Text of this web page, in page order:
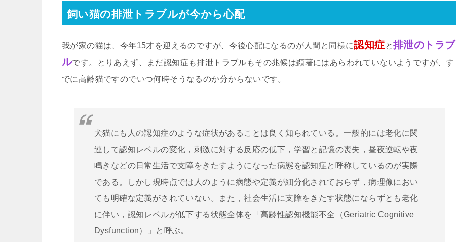
飼い猫の排泄トラブルが今から心配
我が家の猫は、今年15才を迎えるのですが、今後心配になるのが人間と同様に認知症と排泄のトラブ
ルです。とりあえず、まだ認知症も排泄トラブルもその兆候は顕著にはあらわれていないようですが、す
でに高齢猫ですのでいつ何時そうなるのか分からないです。
犬猫にも人の認知症のような症状があることは良く知られている。一般的には老化に関
連して認知レベルの変化，刺激に対する反応の低下，学習と記憶の喪失，昼夜逆転や夜
鳴きなどの日常生活で支障をきたすようになった病態を認知症と呼称しているのが実際
である。しかし現時点では人のように病態や定義が細分化されておらず，病理像におい
ても明確な定義がされていない。また，社会生活に支障をきたす状態にならずとも老化
に伴い，認知レベルが低下する状態全体を「高齢性認知機能不全（Geriatric Cognitive
Dysfunction）」と呼ぶ。